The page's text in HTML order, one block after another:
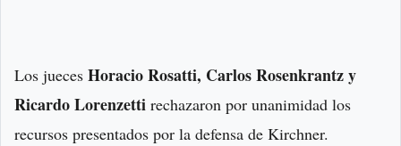
Los jueces Horacio Rosatti, Carlos Rosenkrantz y
Ricardo Lorenzetti rechazaron por unanimidad los
recursos presentados por la defensa de Kirchner.